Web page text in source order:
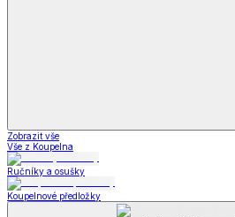
Zobrazit vše
Vše z Koupelna
Ručníky a osušky
Koupelnové předložky